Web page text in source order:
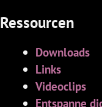
Ressourcen
Downloads
Links
Videoclips
Entspanne